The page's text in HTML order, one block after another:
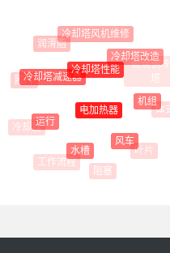
玻璃钢
塔
体
叶片
阻塞
工作流程
胶片
润滑脂
冷却塔风机维修
冷却塔改造
机组
风车
水槽
运行
冷却塔减速器
冷却塔性能
电加热器